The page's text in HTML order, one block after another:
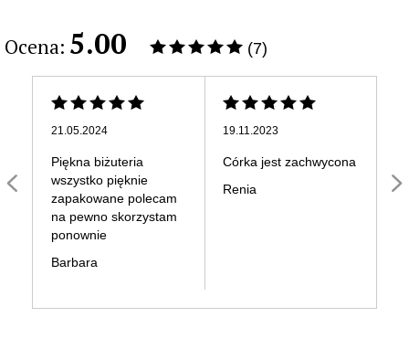
Ocena: 5.00 (7)
21.05.2024
Piękna biżuteria
wszystko pięknie
zapakowane polecam
na pewno skorzystam
ponownie
Barbara
19.11.2023
Córka jest zachwycona
Renia